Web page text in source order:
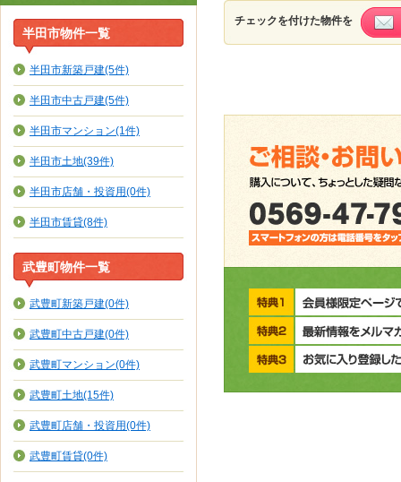
チェックを付けた物件を
半田市物件一覧
半田市新築戸建(5件)
半田市中古戸建(5件)
半田市マンション(1件)
半田市土地(39件)
半田市店舗・投資用(0件)
半田市賃貸(8件)
武豊町物件一覧
武豊町新築戸建(0件)
武豊町中古戸建(0件)
武豊町マンション(0件)
武豊町土地(15件)
武豊町店舗・投資用(0件)
武豊町賃貸(0件)